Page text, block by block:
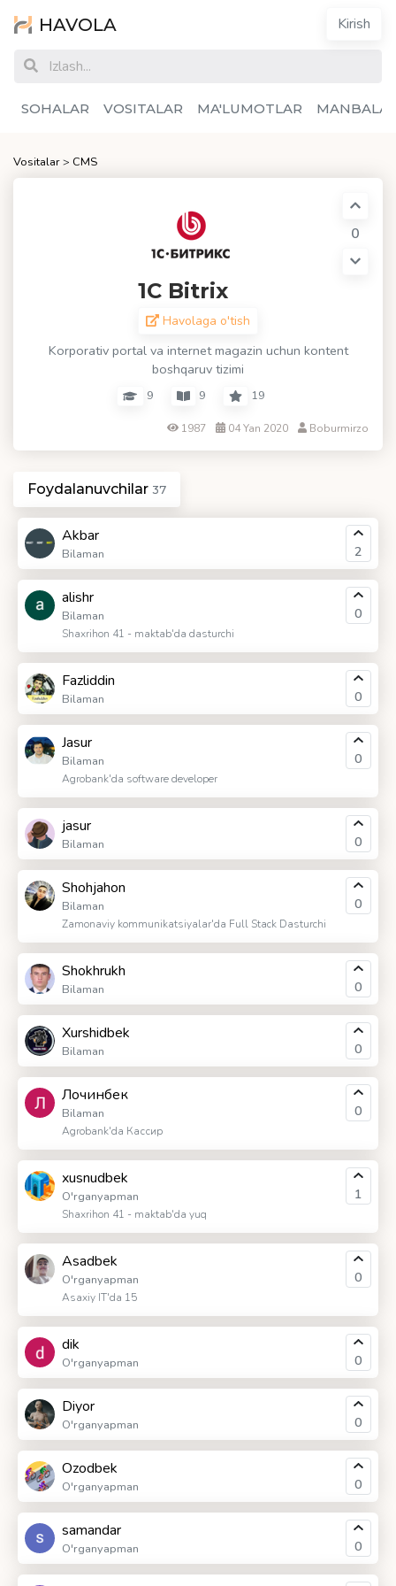
HAVOLA Kirish
SOHALAR VOSITALAR MA'LUMOTLAR
Vositalar> CMS
1C Bitrix
Havolaga o'tish
Korporativ portal va internet magazin uchun kontent
boshqaruv tizimi
9 9 19
0
1987 04 Yan 2020 Boburmirzo
Foydalanuvchilar 37
Akbar
Bilaman 2
alishr
Bilaman
Shaxrihon 41 - maktab'da dasturchi
0
Fazliddin
Bilaman 0
Jasur
Bilaman
Agrobank'da software developer
0
jasur
Bilaman 0
Shohjahon
Bilaman
Zamonaviy kommunikatsiyalar'da Full Stack Dasturchi
0
Shokhrukh
Bilaman 0
Xurshidbek
Bilaman 0
Лочинбек
Bilaman
Agrobank'da Кассир
0
xusnudbek
O'rganyapman
Shaxrihon 41 - maktab'da yuq
1
Asadbek
O'rganyapman
Asaxiy IT'da 15
0
dik
O'rganyapman 0
Diyor
O'rganyapman 0
Ozodbek
O'rganyapman 0
samandar
O'rganyapman 0